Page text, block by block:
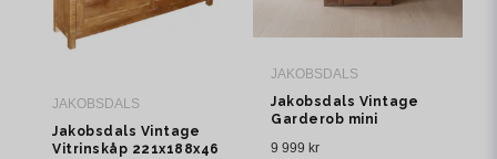
JAKOBSDALS
Jakobsdals Vintage
Vitrinskåp 221x188x46
JAKOBSDALS
Jakobsdals Vintage
Garderob mini
9 999 kr